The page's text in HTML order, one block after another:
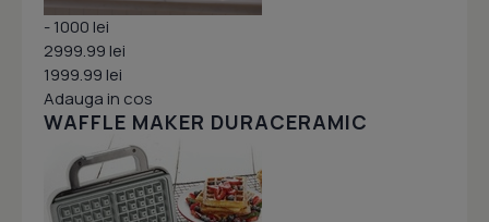
- 1000 lei
2999.99 lei
1999.99 lei
Adauga in cos
WAFFLE MAKER DURACERAMIC